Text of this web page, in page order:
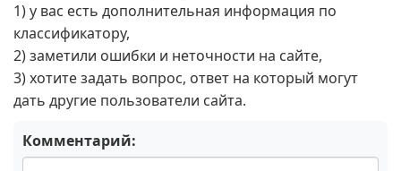
1) у вас есть дополнительная информация по
классификатору,
2) заметили ошибки и неточности на сайте,
3) хотите задать вопрос, ответ на который могут
дать другие пользователи сайта.
Комментарий: